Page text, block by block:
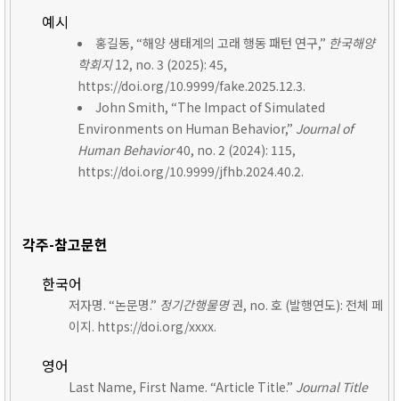
예시
홍길동, “해양 생태계의 고래 행동 패턴 연구,” 한국해양
학회지12, no. 3 (2025): 45,
https://doi.org/10.9999/fake.2025.12.3.
John Smith, “The Impact of Simulated
Environments on Human Behavior,” Journal of
Human Behavior40, no. 2 (2024): 115,
https://doi.org/10.9999/jfhb.2024.40.2.
각주-참고문헌
한국어
저자명. “논문명.” 정기간행물명권, no. 호 (발행연도): 전체 페
이지. https://doi.org/xxxx.
영어
Last Name, First Name. “Article Title.” Journal Title